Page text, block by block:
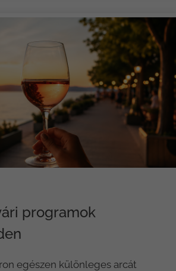
programok
egészen különleges arcát